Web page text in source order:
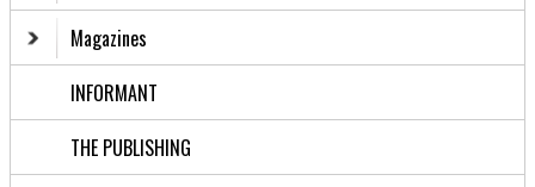
Magazines
INFORMANT
THE PUBLISHING